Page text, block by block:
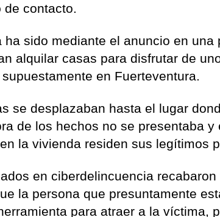
contacto.
ha sido mediante el anuncio en
alquilar casas para disfrutar de
en Fuerteventura.
se desplazaban hasta el lugar
de los hechos no se presentaba
la vivienda residen sus legítimos
en ciberdelincuencia
la persona que presuntamente
para atraer a la víctima,